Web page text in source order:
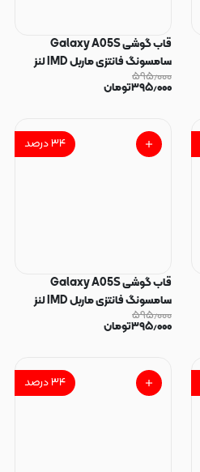
قاب گوشی Galaxy A05S
سامسونگ فانتزی ماربل IMD لنز
نگین دار دور مات دکمه کرومی طرح
پاپیون کیوت کد 165918
۵۹۵٫۰۰۰
۳۹۵٫۰۰۰تومان
۳۴درصد
قاب گوشی Galaxy A05S
سامسونگ فانتزی ماربل IMD لنز
نگین دار دور مات دکمه کرومی طرح
پاپیون کیوت کد 165916
۵۹۵٫۰۰۰
۳۹۵٫۰۰۰تومان
۳۴درصد